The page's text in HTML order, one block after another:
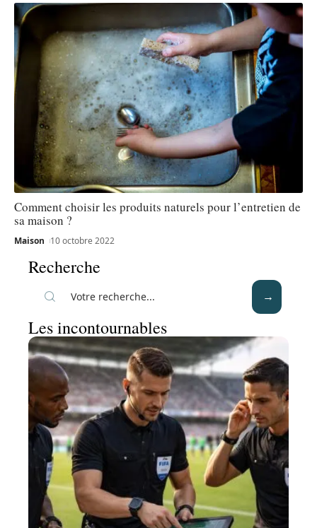
Comment choisir les produits naturels pour l’entretien de
sa maison ?
Maison 10 octobre 2022
Recherche
Les incontournables